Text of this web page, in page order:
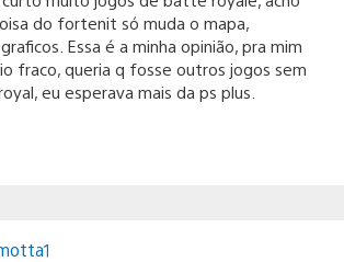
do fortenit só muda o mapa,
Essa é a minha opinião, pra mim
fraco, queria q fosse outros jogos sem
eu esperava mais da ps plus.